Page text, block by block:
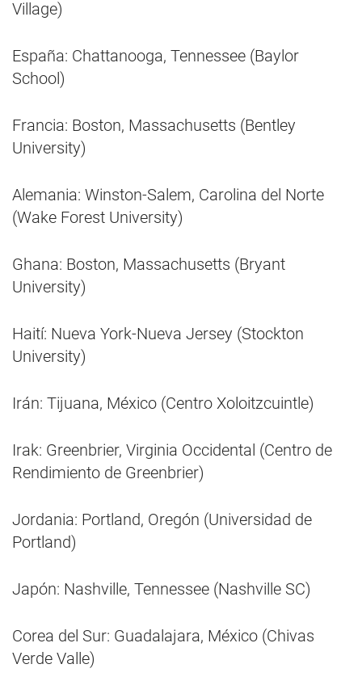
Village)
España: Chattanooga, Tennessee (Baylor
School)
Francia: Boston, Massachusetts (Bentley
University)
Alemania: Winston-Salem, Carolina del Norte
(Wake Forest University)
Ghana: Boston, Massachusetts (Bryant
University)
Haití: Nueva York-Nueva Jersey (Stockton
University)
Irán: Tijuana, México (Centro Xoloitzcuintle)
Irak: Greenbrier, Virginia Occidental (Centro de
Rendimiento de Greenbrier)
Jordania: Portland, Oregón (Universidad de
Portland)
Japón: Nashville, Tennessee (Nashville SC)
Corea del Sur: Guadalajara, México (Chivas
Verde Valle)